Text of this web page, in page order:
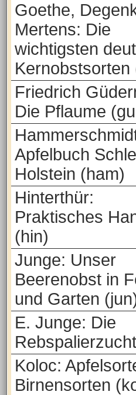
Goethe,
Mertens: Die
wichtigsten
Kernobstsorten
Friedrich
Die Pflaume
Apfelbuch
Holstein (ham)
Hinterthür:
Praktisches
(hin)
Junge: Unser
Beerenobst in
und Garten
E. Junge: Die
Koloc:
Birnensorten